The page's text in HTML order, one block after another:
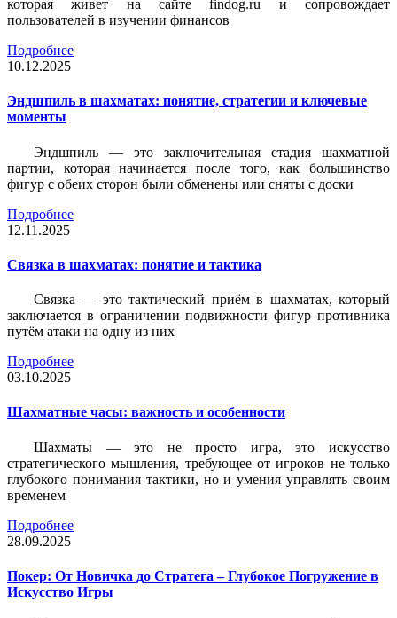
которая живет на сайте findog.ru и сопровождает
пользователей в изучении финансов
Подробнее
10.12.2025
Эндшпиль в шахматах: понятие, стратегии и ключевые
моменты
Эндшпиль — это заключительная стадия шахматной
партии, которая начинается после того, как большинство
фигур с обеих сторон были обменены или сняты с доски
Подробнее
12.11.2025
Связка в шахматах: понятие и тактика
Связка — это тактический приём в шахматах, который
заключается в ограничении подвижности фигур противника
путём атаки на одну из них
Подробнее
03.10.2025
Шахматные часы: важность и особенности
Шахматы — это не просто игра, это искусство
стратегического мышления, требующее от игроков не только
глубокого понимания тактики, но и умения управлять своим
временем
Подробнее
28.09.2025
Покер: От Новичка до Стратега – Глубокое Погружение в
Искусство Игры